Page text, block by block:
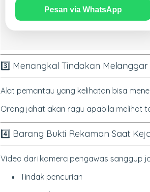
Pesan via WhatsApp
3️⃣ Menangkal Tindakan Melanggar
Alat pemantau yang kelihatan bisa
Orang jahat akan ragu apabila melihat
4️⃣ Barang Bukti Rekaman Saat
Video dari kamera pengawas sanggup
Tindak pencurian